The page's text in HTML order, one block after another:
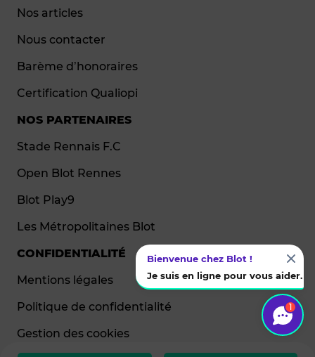
Nos articles
Nous contacter
Barème d’honoraires
Certification Qualiopi
NOS PARTENAIRES
Stade Rennais F.C
Open Blot Rennes
Blot Play9
Les Métropolitaines Blot
CONFIDENTIALITÉ
Mentions légales
Politique de confidentialité
Gestion des cookies
1
Bienvenue chez Blot !
Je suis en ligne pour vous aider.